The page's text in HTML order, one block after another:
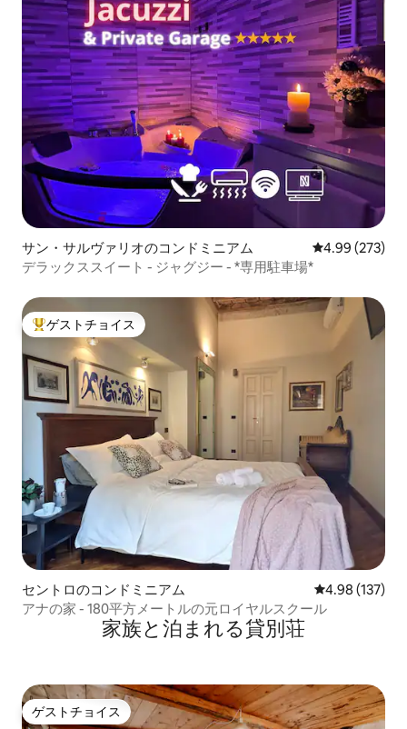
サン・サルヴァリオのコンドミニアム レビュー273
4.99 (273)
デラックススイート - ジャグジー - *専用駐車場*
大好評のゲストチョイスです。
ゲストチョイス
セントロのコンドミニアム レビュー137
4.98 (137)
アナの家 - 180平方メートルの元ロイヤルスクール
家族と泊まれる貸別荘
ゲストチョイス
ゲストチョイス